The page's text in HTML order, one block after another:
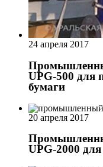
24 апреля 2017
UPG-500 для
бумаги
20 апреля 2017
UPG-2000